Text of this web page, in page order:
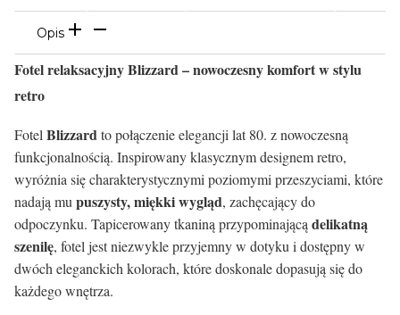
Opis
Fotel relaksacyjny Blizzard – nowoczesny komfort w stylu
retro
Fotel Blizzardto połączenie elegancji lat 80. z nowoczesną
funkcjonalnością. Inspirowany klasycznym designem retro,
wyróżnia się charakterystycznymi poziomymi przeszyciami, które
nadają mu puszysty, miękki wygląd, zachęcający do
odpoczynku. Tapicerowany tkaniną przypominającą delikatną
szenilę, fotel jest niezwykle przyjemny w dotyku i dostępny w
dwóch eleganckich kolorach, które doskonale dopasują się do
każdego wnętrza.